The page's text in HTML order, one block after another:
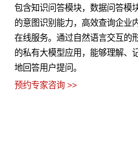
包含知识问答模块，数据问答模
的意图识别能力，高效查询企业
在线服务。通过自然语言交互的
的私有大模型应用，能够理解、
地回答用户提问。
预约专家咨询 >>